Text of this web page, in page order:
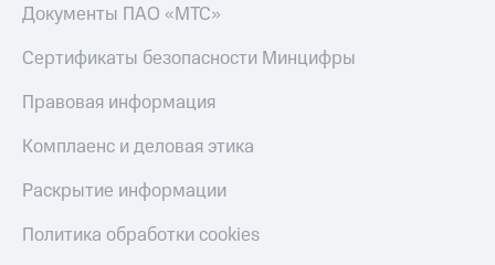
Документы ПАО «МТС»
Сертификаты безопасности Минцифры
Правовая информация
Комплаенс и деловая этика
Раскрытие информации
Политика обработки cookies